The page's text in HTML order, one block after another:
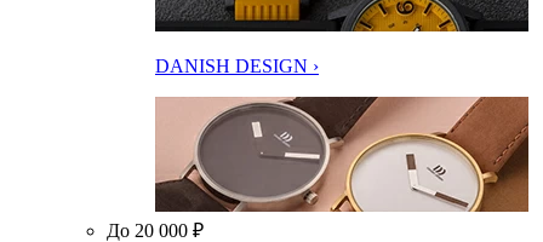
DANISH DESIGN ›
До 20 000 ₽